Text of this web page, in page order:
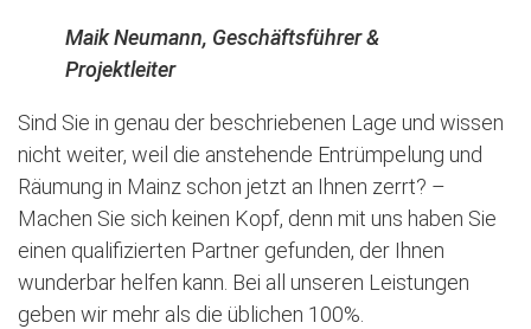
Maik Neumann, Geschäftsführer &
Projektleiter
Sind Sie in genau der beschriebenen Lage und wissen
nicht weiter, weil die anstehende Entrümpelung und
Räumung in Mainz schon jetzt an Ihnen zerrt? –
Machen Sie sich keinen Kopf, denn mit uns haben Sie
einen qualifizierten Partner gefunden, der Ihnen
wunderbar helfen kann. Bei all unseren Leistungen
geben wir mehr als die üblichen 100%.